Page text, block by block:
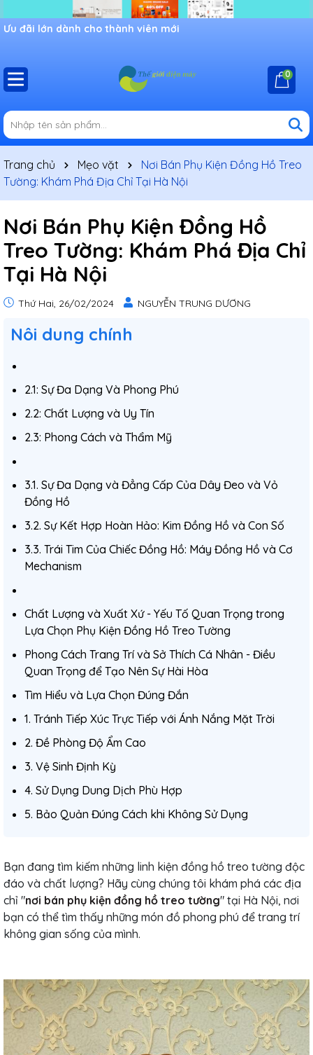
Chào mừng bạn đến với cửa hàng Shop thế giới điện máy,
0
Trang chủ Mẹo vặt
Nơi Bán Phụ Kiện Đồng Hồ Treo
Tường: Khám Phá Địa Chỉ Tại Hà Nội
Nơi Bán Phụ Kiện Đồng Hồ
Treo Tường: Khám Phá Địa Chỉ
Tại Hà Nội
Thứ Hai, 26/02/2024 NGUYỄN TRUNG DƯƠNG
Nôi dung chính
2.1: Sự Đa Dạng Và Phong Phú
2.2: Chất Lượng và Uy Tín
2.3: Phong Cách và Thẩm Mỹ
3.1. Sự Đa Dạng và Đẳng Cấp Của Dây Đeo và Vỏ
Đồng Hồ
3.2. Sự Kết Hợp Hoàn Hảo: Kim Đồng Hồ và Con Số
3.3. Trái Tim Của Chiếc Đồng Hồ: Máy Đồng Hồ và Cơ
Mechanism
Chất Lượng và Xuất Xứ - Yếu Tố Quan Trọng trong
Lựa Chọn Phụ Kiện Đồng Hồ Treo Tường
Phong Cách Trang Trí và Sở Thích Cá Nhân - Điều
Quan Trọng để Tạo Nên Sự Hài Hòa
Tìm Hiểu và Lựa Chọn Đúng Đắn
1. Tránh Tiếp Xúc Trực Tiếp với Ánh Nắng Mặt Trời
2. Đề Phòng Độ Ẩm Cao
3. Vệ Sinh Định Kỳ
4. Sử Dụng Dung Dịch Phù Hợp
5. Bảo Quản Đúng Cách khi Không Sử Dụng
Bạn đang tìm kiếm những linh kiện đồng hồ treo tường độc
đáo và chất lượng? Hãy cùng chúng tôi khám phá các địa
chỉ "nơi bán phụ kiện đồng hồ treo tường" tại Hà Nội, nơi
bạn có thể tìm thấy những món đồ phong phú để trang trí
không gian sống của mình.